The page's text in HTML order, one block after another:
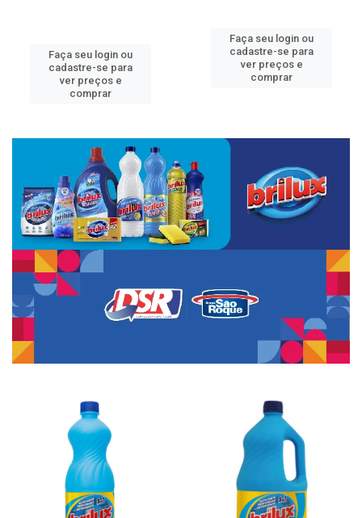
Faça seu login ou
cadastre-se para
ver preços e
comprar
Faça seu login ou
cadastre-se para
ver preços e
comprar